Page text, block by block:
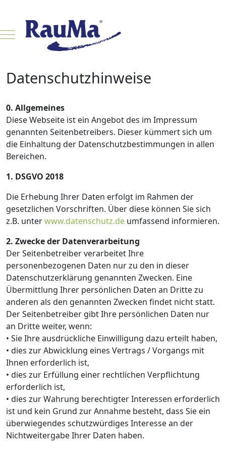
Mobile Menu Toggle
Datenschutzhinweise
0. Allgemeines
Diese Webseite ist ein Angebot des im Impressum
genannten Seitenbetreibers. Dieser kümmert sich um
die Einhaltung der Datenschutzbestimmungen in allen
Bereichen.
1. DSGVO 2018
Die Erhebung Ihrer Daten erfolgt im Rahmen der
gesetzlichen Vorschriften. Über diese können Sie sich
z.B. unterwww.datenschutz.de umfassend informieren.
2. Zwecke der Datenverarbeitung
Der Seitenbetreiber verarbeitet Ihre
personenbezogenen Daten nur zu den in dieser
Datenschutzerklärung genannten Zwecken. Eine
Übermittlung Ihrer persönlichen Daten an Dritte zu
anderen als den genannten Zwecken findet nicht statt.
Der Seitenbetreiber gibt Ihre persönlichen Daten nur
an Dritte weiter, wenn:
• Sie Ihre ausdrückliche Einwilligung dazu erteilt haben,
• dies zur Abwicklung eines Vertrags / Vorgangs mit
Ihnen erforderlich ist,
• dies zur Erfüllung einer rechtlichen Verpflichtung
erforderlich ist,
• dies zur Wahrung berechtigter Interessen erforderlich
ist und kein Grund zur Annahme besteht, dass Sie ein
überwiegendes schutzwürdiges Interesse an der
Nichtweitergabe Ihrer Daten haben.